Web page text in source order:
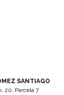
SANTIAGO
20. Parcela 7